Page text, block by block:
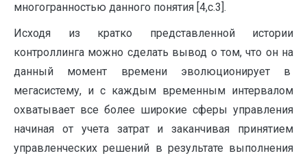
многогранностью данного понятия [4,c.3].
Исходя из кратко представленной истории
контроллинга можно сделать вывод о том, что он на
данный момент времени эволюционирует в
мегасистему, и с каждым временным интервалом
охватывает все более широкие сферы управления
начиная от учета затрат и заканчивая принятием
управленческих решений в результате выполнения